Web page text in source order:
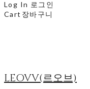
Log In 로그인
Cart 장바구니
LEOVV(르오브)